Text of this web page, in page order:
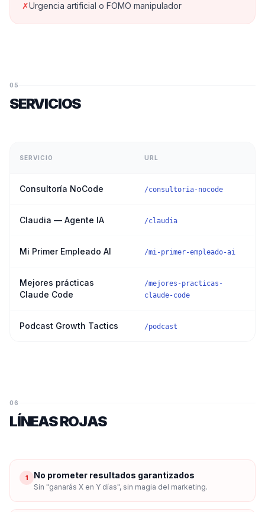
✗Urgencia artificial o FOMO manipulador
05
SERVICIOS
SERVICIO URL
Consultoría NoCode /consultoria-nocode
Claudia — Agente IA /claudia
Mi Primer Empleado AI /mi-primer-empleado-ai
Mejores prácticas
Claude Code
/mejores-practicas-
claude-code
Podcast Growth Tactics /podcast
06
LÍNEAS ROJAS
1 No prometer resultados garantizados
Sin "ganarás X en Y días", sin magia del marketing.